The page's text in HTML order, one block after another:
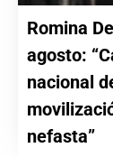
Romina
agosto:
nacional
nefasta”